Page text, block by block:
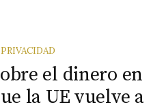
PRIVACIDAD
el dinero en
la UE vuelve a